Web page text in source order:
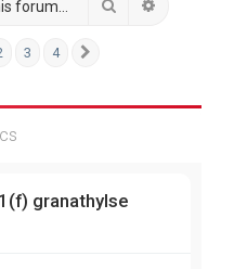
Search
3 4
granathylse